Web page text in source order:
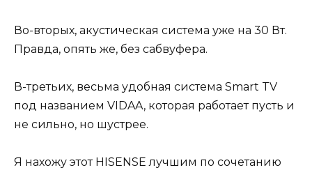
Во-вторых, акустическая система уже на 30 Вт.
Правда, опять же, без сабвуфера.
В-третьих, весьма удобная система Smart TV
под названием VIDAA, которая работает пусть и
не сильно, но шустрее.
Я нахожу этот HISENSE лучшим по сочетанию